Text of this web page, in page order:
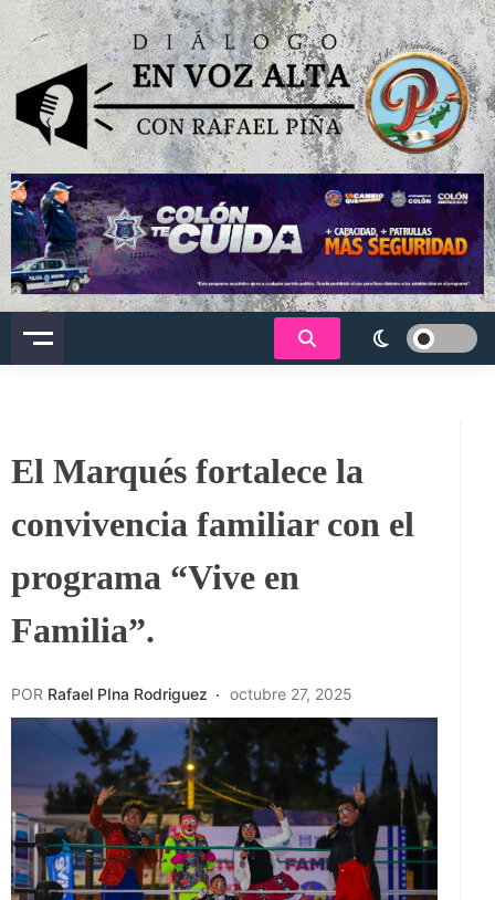
Saltar
al
contenido
Dialogo en voz alta
El Marqués fortalece la
convivencia familiar con el
programa “Vive en
Familia”.
POR Rafael PIna Rodriguez octubre 27, 2025